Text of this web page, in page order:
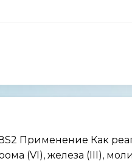
Применение Как
(VI), железа (III),